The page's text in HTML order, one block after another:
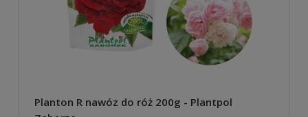
Planton R nawóz do róż 200g - Plantpol